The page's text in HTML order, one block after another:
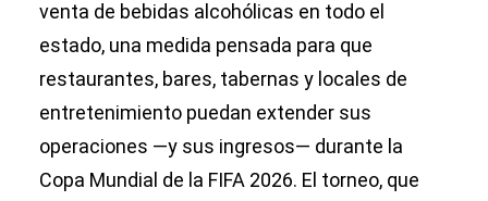
venta de bebidas alcohólicas en todo el
estado, una medida pensada para que
restaurantes, bares, tabernas y locales de
entretenimiento puedan extender sus
operaciones —y sus ingresos— durante la
Copa Mundial de la FIFA 2026. El torneo, que